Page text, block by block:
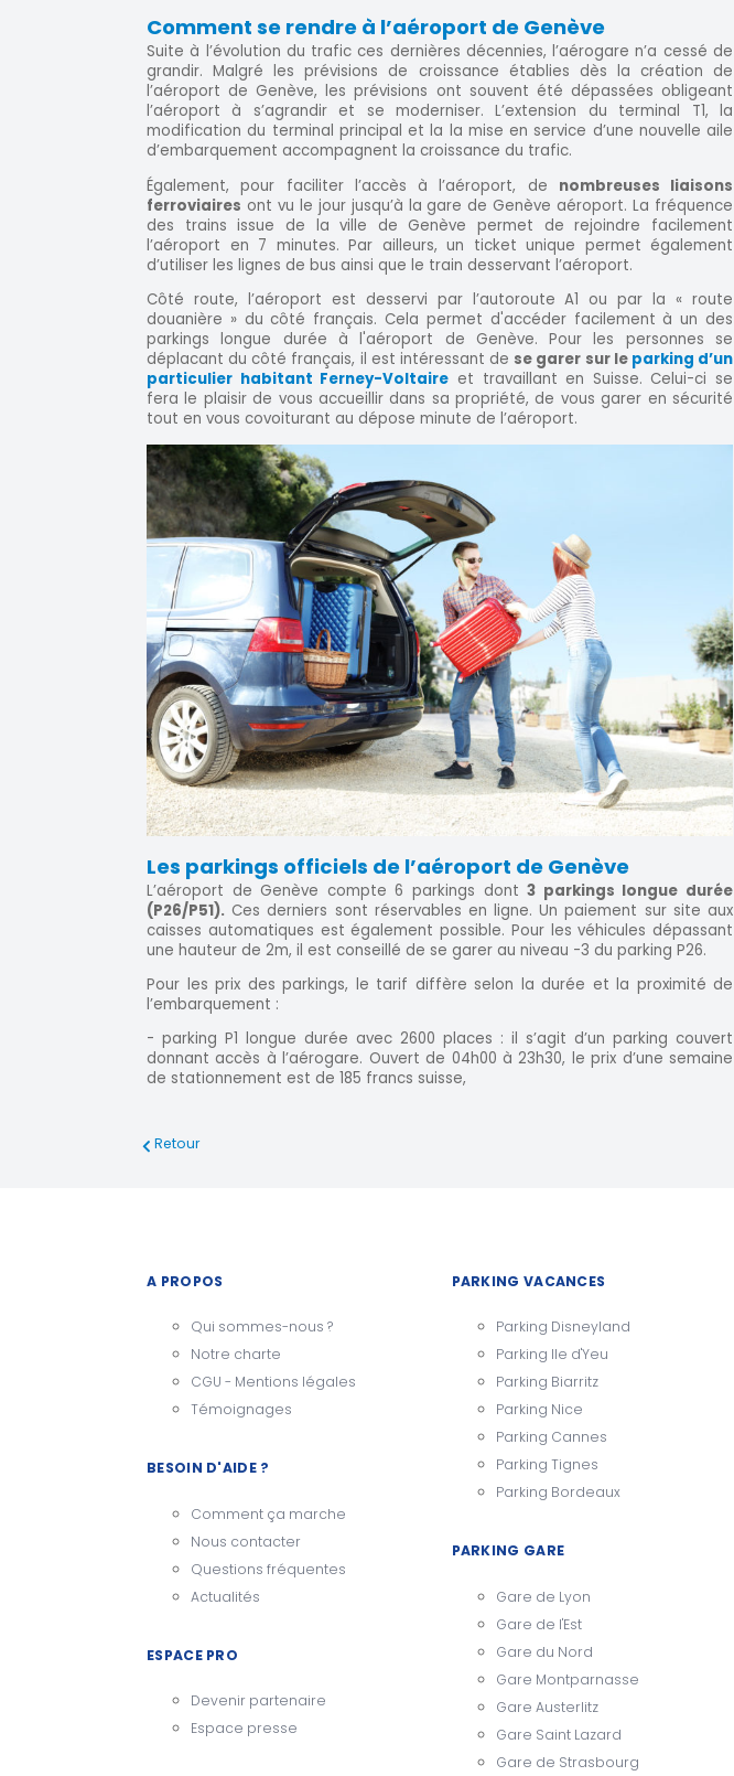
Comment se rendre à l’aéroport de Genève
Suite à l’évolution du trafic ces dernières décennies, l’aérogare n’a cessé de
grandir. Malgré les prévisions de croissance établies dès la création de
l’aéroport de Genève, les prévisions ont souvent été dépassées obligeant
l’aéroport à s’agrandir et se moderniser. L’extension du terminal T1, la
modification du terminal principal et la la mise en service d’une nouvelle aile
d’embarquement accompagnent la croissance du trafic.
Également, pour faciliter l’accès à l’aéroport, de nombreuses liaisons
ferroviaires ont vu le jour jusqu’à la gare de Genève aéroport. La fréquence
des trains issue de la ville de Genève permet de rejoindre facilement
l’aéroport en 7 minutes. Par ailleurs, un ticket unique permet également
d’utiliser les lignes de bus ainsi que le train desservant l’aéroport.
Côté route, l’aéroport est desservi par l’autoroute A1 ou par la « route
douanière » du côté français. Cela permet d'accéder facilement à un des
parkings longue durée à l'aéroport de Genève. Pour les personnes se
déplacant du côté français, il est intéressant de se garer sur le parking d’un
particulier habitant Ferney-Voltaire et travaillant en Suisse. Celui-ci se
fera le plaisir de vous accueillir dans sa propriété, de vous garer en sécurité
tout en vous covoiturant au dépose minute de l’aéroport.
Les parkings officiels de l’aéroport de Genève
L’aéroport de Genève compte 6 parkings dont3 parkings longue durée
(P26/P51). Ces derniers sont réservables en ligne. Un paiement sur site aux
caisses automatiques est également possible. Pour les véhicules dépassant
une hauteur de 2m, il est conseillé de se garer au niveau -3 du parking P26.
Pour les prix des parkings, le tarif diffère selon la durée et la proximité de
l’embarquement :
- parking P1 longue durée avec 2600 places : il s’agit d’un parking couvert
donnant accès à l’aérogare. Ouvert de 04h00 à 23h30, le prix d’une semaine
de stationnement est de 185 francs suisse,
Retour
A PROPOS
Qui sommes-nous ?
Notre charte
CGU - Mentions légales
Témoignages
BESOIN D'AIDE ?
Comment ça marche
Nous contacter
Questions fréquentes
Actualités
ESPACE PRO
Devenir partenaire
Espace presse
PARKING VACANCES
Parking Disneyland
Parking Ile d'Yeu
Parking Biarritz
Parking Nice
Parking Cannes
Parking Tignes
Parking Bordeaux
PARKING GARE
Gare de Lyon
Gare de l'Est
Gare du Nord
Gare Montparnasse
Gare Austerlitz
Gare Saint Lazard
Gare de Strasbourg